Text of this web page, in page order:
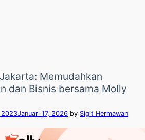
Memudahkan
dan Bisnis bersama Molly
2023Januari 17, 2026 by Sigit Hermawan